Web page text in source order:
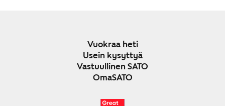
Vuokraa heti
Usein kysyttyä
Vastuullinen SATO
OmaSATO